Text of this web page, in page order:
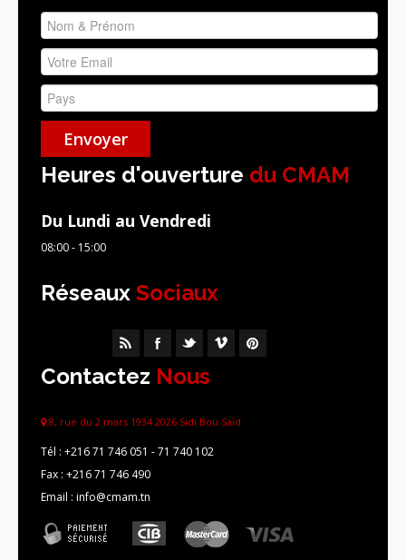
Heures d'ouverture du CMAM
Du Lundi au Vendredi
08:00 - 15:00
Réseaux Sociaux
Contactez Nous
8, rue du 2 mars 1934 2026 Sidi Bou Saïd
Tél : +216 71 746 051 - 71 740 102
Fax : +216 71 746 490
Email : info@cmam.tn